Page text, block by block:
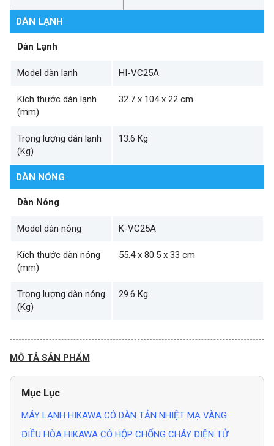
DÀN LẠNH
Dàn Lạnh
Model dàn lạnh HI-VC25A
Kích thước dàn lạnh
(mm)
32.7 x 104 x 22 cm
Trọng lượng dàn lạnh
(Kg)
13.6 Kg
DÀN NÓNG
Dàn Nóng
Model dàn nóng K-VC25A
Kích thước dàn nóng
(mm)
55.4 x 80.5 x 33 cm
Trọng lượng dàn nóng
(Kg)
29.6 Kg
MÔ TẢ SẢN PHẨM
Mục Lục
MÁY LẠNH HIKAWA CÓ DÀN TẢN NHIỆT MẠ VÀNG
ĐIỀU HÒA HIKAWA CÓ HỘP CHỐNG CHÁY ĐIỆN TỬ